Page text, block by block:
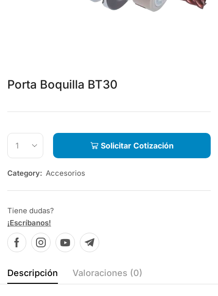
Porta Boquilla BT30
Solicitar Cotización
Category: Accesorios
Tiene dudas?
¡Escríbanos!
Descripción Valoraciones (0)